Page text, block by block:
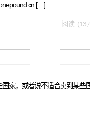
[…]
阅读
家，或者说不适合卖到某些